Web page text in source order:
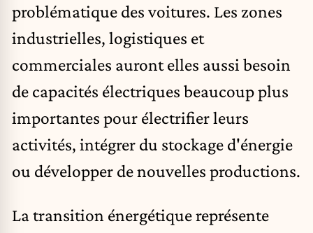
problématique des voitures. Les zones
industrielles, logistiques et
commerciales auront elles aussi besoin
de capacités électriques beaucoup plus
importantes pour électrifier leurs
activités, intégrer du stockage d'énergie
ou développer de nouvelles productions.
La transition énergétique représente